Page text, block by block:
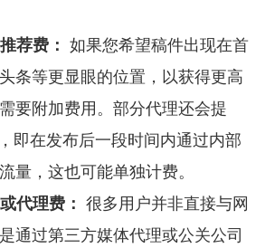
荐费： 如果您希望稿件出现在首
条等更显眼的位置，以获得更高
要附加费用。部分代理还会提
即在发布后一段时间内通过内部
量，这也可能单独计费。
代理费： 很多用户并非直接与网
通过第三方媒体代理或公关公司